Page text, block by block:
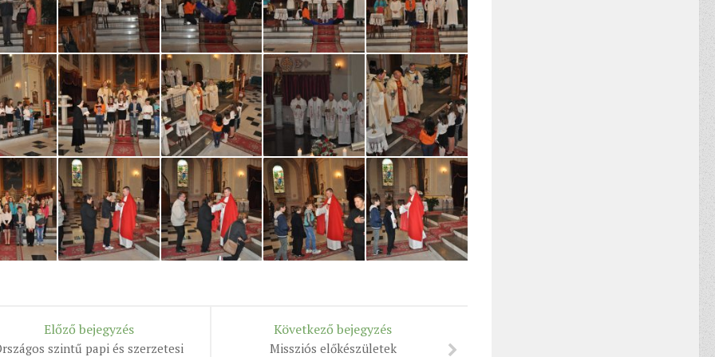
Következő bejegyzés
Missziós előkészületek
Előző bejegyzés
szintű papi és szerzetesi